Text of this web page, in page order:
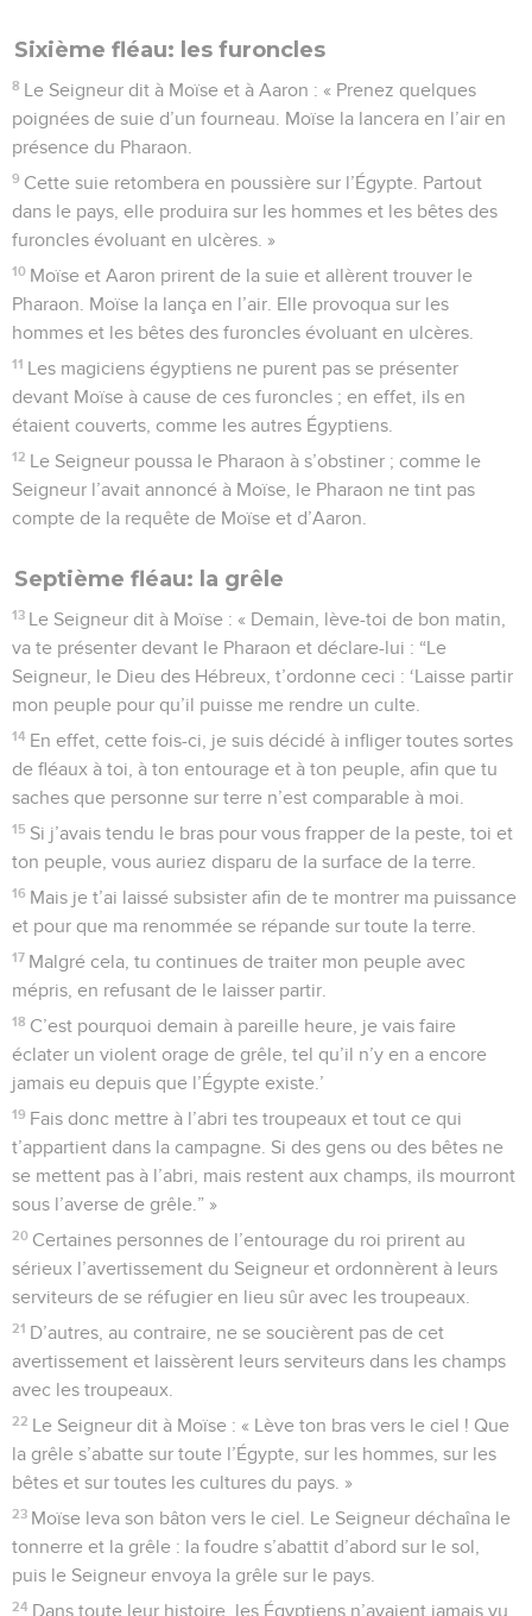
Sixième fléau: les furoncles
8 Le Seigneur dit à Moïse et à Aaron : « Prenez quelques
poignées de suie d’un fourneau. Moïse la lancera en l’air en
présence du Pharaon.
9 Cette suie retombera en poussière sur l’Égypte. Partout
dans le pays, elle produira sur les hommes et les bêtes des
furoncles évoluant en ulcères. »
10 Moïse et Aaron prirent de la suie et allèrent trouver le
Pharaon. Moïse la lança en l’air. Elle provoqua sur les
hommes et les bêtes des furoncles évoluant en ulcères.
11 Les magiciens égyptiens ne purent pas se présenter
devant Moïse à cause de ces furoncles ; en effet, ils en
étaient couverts, comme les autres Égyptiens.
12 Le Seigneur poussa le Pharaon à s’obstiner ; comme le
Seigneur l’avait annoncé à Moïse, le Pharaon ne tint pas
compte de la requête de Moïse et d’Aaron.
Septième fléau: la grêle
13 Le Seigneur dit à Moïse : « Demain, lève-toi de bon matin,
va te présenter devant le Pharaon et déclare-lui : “Le
Seigneur, le Dieu des Hébreux, t’ordonne ceci : ‘Laisse partir
mon peuple pour qu’il puisse me rendre un culte.
14 En effet, cette fois-ci, je suis décidé à infliger toutes sortes
de fléaux à toi, à ton entourage et à ton peuple, afin que tu
saches que personne sur terre n’est comparable à moi.
15 Si j’avais tendu le bras pour vous frapper de la peste, toi et
ton peuple, vous auriez disparu de la surface de la terre.
16 Mais je t’ai laissé subsister afin de te montrer ma puissance
et pour que ma renommée se répande sur toute la terre.
17 Malgré cela, tu continues de traiter mon peuple avec
mépris, en refusant de le laisser partir.
18 C’est pourquoi demain à pareille heure, je vais faire
éclater un violent orage de grêle, tel qu’il n’y en a encore
jamais eu depuis que l’Égypte existe.’
19 Fais donc mettre à l’abri tes troupeaux et tout ce qui
t’appartient dans la campagne. Si des gens ou des bêtes ne
se mettent pas à l’abri, mais restent aux champs, ils mourront
sous l’averse de grêle.” »
20 Certaines personnes de l’entourage du roi prirent au
sérieux l’avertissement du Seigneur et ordonnèrent à leurs
serviteurs de se réfugier en lieu sûr avec les troupeaux.
21 D’autres, au contraire, ne se soucièrent pas de cet
avertissement et laissèrent leurs serviteurs dans les champs
avec les troupeaux.
22 Le Seigneur dit à Moïse : « Lève ton bras vers le ciel ! Que
la grêle s’abatte sur toute l’Égypte, sur les hommes, sur les
bêtes et sur toutes les cultures du pays. »
23 Moïse leva son bâton vers le ciel. Le Seigneur déchaîna le
tonnerre et la grêle : la foudre s’abattit d’abord sur le sol,
puis le Seigneur envoya la grêle sur le pays.
24 Dans toute leur histoire, les Égyptiens n’avaient jamais vu